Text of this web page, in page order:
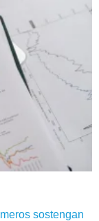
sostengan